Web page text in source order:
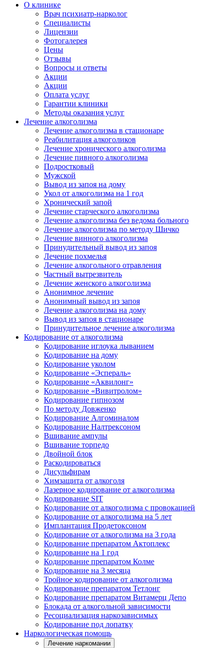
О клинике
Врач психиатр-нарколог
Специалисты
Лицензии
Фотогалерея
Цены
Отзывы
Вопросы и ответы
Акции
Акции
Оплата услуг
Гарантии клиники
Методы оказания услуг
Лечение алкоголизма
Лечение алкоголизма в стационаре
Реабилитация алкоголиков
Лечение хронического алкоголизма
Лечение пивного алкоголизма
Подростковый
Мужской
Вывод из запоя на дому
Укол от алкоголизма на 1 год
Хронический запой
Лечение старческого алкоголизма
Лечение алкоголизма без ведома больного
Лечение алкоголизма по методу Шичко
Лечение винного алкоголизма
Принудительный вывод из запоя
Лечение похмелья
Лечение алкогольного отравления
Частный вытрезвитель
Лечение женского алкоголизма
Анонимное лечение
Анонимный вывод из запоя
Лечение алкоголизма на дому
Вывод из запоя в стационаре
Принудительное лечение алкоголизма
Кодирование от алкоголизма
Кодирование иглоука лыванием
Кодирование на дому
Кодирование уколом
Кодирование «Эспераль»
Кодирование «Аквилонг»
Кодирование «Вивитролом»
Кодирование гипнозом
По методу Довженко
Кодирование Алгоминалом
Кодирование Налтрексоном
Вшивание ампулы
Вшивание торпедо
Двойной блок
Раскодироваться
Дисульфирам
Химзащита от алкоголя
Лазерное кодирование от алкоголизма
Кодирование SIT
Кодирование от алкоголизма с провокацией
Кодирование от алкоголизма на 5 лет
Имплантация Продетоксоном
Кодирование от алкоголизма на 3 года
Кодирование препаратом Актоплекс
Кодирование на 1 год
Кодирование препаратом Колме
Кодирование на 3 месяца
Тройное кодирование от алкоголизма
Кодирование препаратом Тетлонг
Кодирование препаратом Витамерц Депо
Блокада от алкогольной зависимости
Ресоциализация наркозависимых
Кодирование под лопатку
Наркологическая помощь
Лечение наркомании